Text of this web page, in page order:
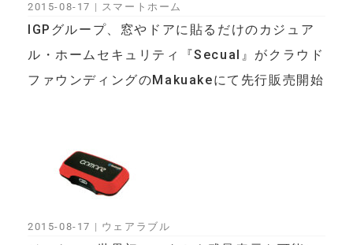
IGPグループ、窓やドアに貼るだけのカジュア
ル・ホームセキュリティ『Secual』がクラウド
ファウンディングのMakuakeにて先行販売開始
2015-08-17 | スマートホーム
2015-08-17 | ウェアラブル